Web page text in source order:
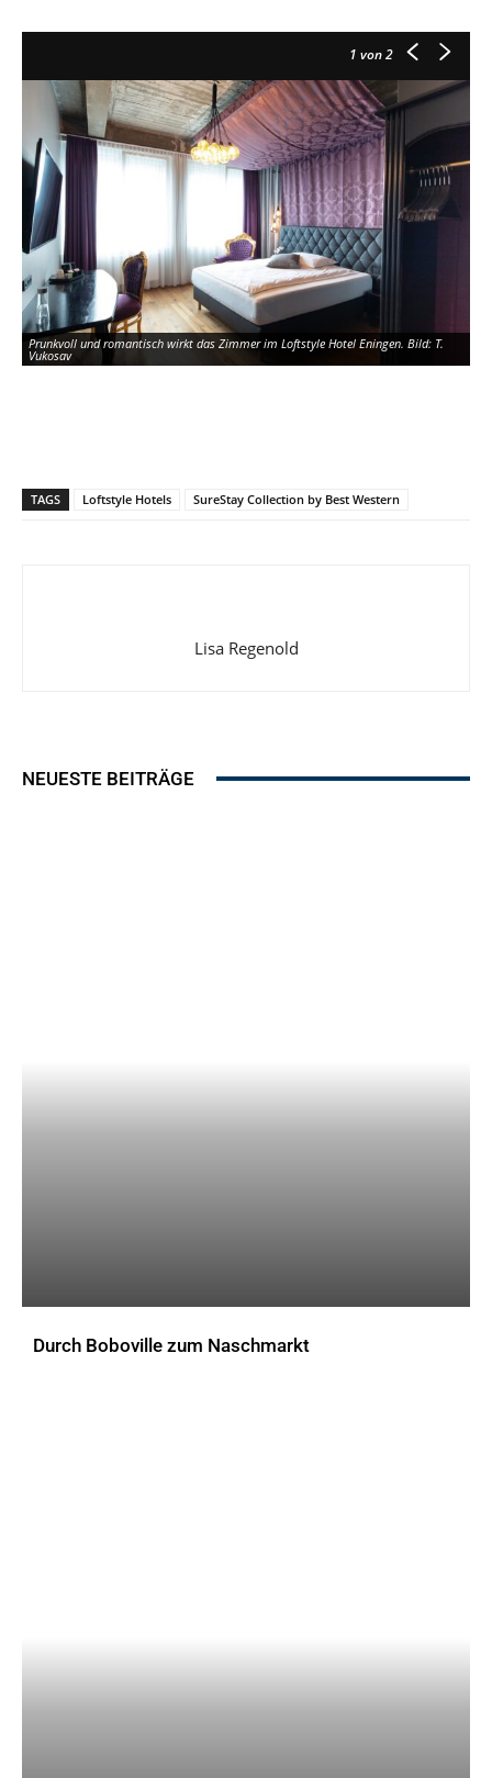
1 von 2
Prunkvoll und romantisch wirkt das Zimmer im Loftstyle Hotel Eningen. Bild: T.
Vukosav
TAGS Loftstyle Hotels SureStay Collection by Best Western
Lisa Regenold
NEUESTE BEITRÄGE
Durch Boboville zum Naschmarkt